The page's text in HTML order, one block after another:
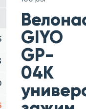
GIYO
GP-
04K